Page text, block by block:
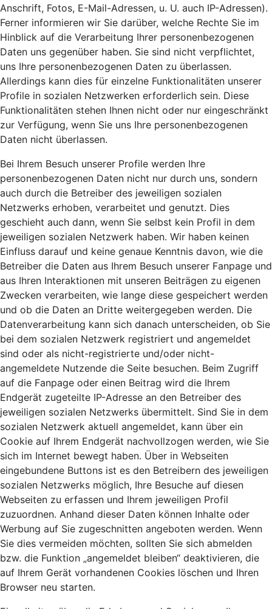
Anschrift, Fotos, E-Mail-Adressen, u. U. auch IP-Adressen).
Ferner informieren wir Sie darüber, welche Rechte Sie im
Hinblick auf die Verarbeitung Ihrer personenbezogenen
Daten uns gegenüber haben. Sie sind nicht verpflichtet,
uns Ihre personenbezogenen Daten zu überlassen.
Allerdings kann dies für einzelne Funktionalitäten unserer
Profile in sozialen Netzwerken erforderlich sein. Diese
Funktionalitäten stehen Ihnen nicht oder nur eingeschränkt
zur Verfügung, wenn Sie uns Ihre personenbezogenen
Daten nicht überlassen.
Bei Ihrem Besuch unserer Profile werden Ihre
personenbezogenen Daten nicht nur durch uns, sondern
auch durch die Betreiber des jeweiligen sozialen
Netzwerks erhoben, verarbeitet und genutzt. Dies
geschieht auch dann, wenn Sie selbst kein Profil in dem
jeweiligen sozialen Netzwerk haben. Wir haben keinen
Einfluss darauf und keine genaue Kenntnis davon, wie die
Betreiber die Daten aus Ihrem Besuch unserer Fanpage und
aus Ihren Interaktionen mit unseren Beiträgen zu eigenen
Zwecken verarbeiten, wie lange diese gespeichert werden
und ob die Daten an Dritte weitergegeben werden. Die
Datenverarbeitung kann sich danach unterscheiden, ob Sie
bei dem sozialen Netzwerk registriert und angemeldet
sind oder als nicht-registrierte und/oder nicht-
angemeldete Nutzende die Seite besuchen. Beim Zugriff
auf die Fanpage oder einen Beitrag wird die Ihrem
Endgerät zugeteilte IP-Adresse an den Betreiber des
jeweiligen sozialen Netzwerks übermittelt. Sind Sie in dem
sozialen Netzwerk aktuell angemeldet, kann über ein
Cookie auf Ihrem Endgerät nachvollzogen werden, wie Sie
sich im Internet bewegt haben. Über in Webseiten
eingebundene Buttons ist es den Betreibern des jeweiligen
sozialen Netzwerks möglich, Ihre Besuche auf diesen
Webseiten zu erfassen und Ihrem jeweiligen Profil
zuzuordnen. Anhand dieser Daten können Inhalte oder
Werbung auf Sie zugeschnitten angeboten werden. Wenn
Sie dies vermeiden möchten, sollten Sie sich abmelden
bzw. die Funktion „angemeldet bleiben“ deaktivieren, die
auf Ihrem Gerät vorhandenen Cookies löschen und Ihren
Browser neu starten.